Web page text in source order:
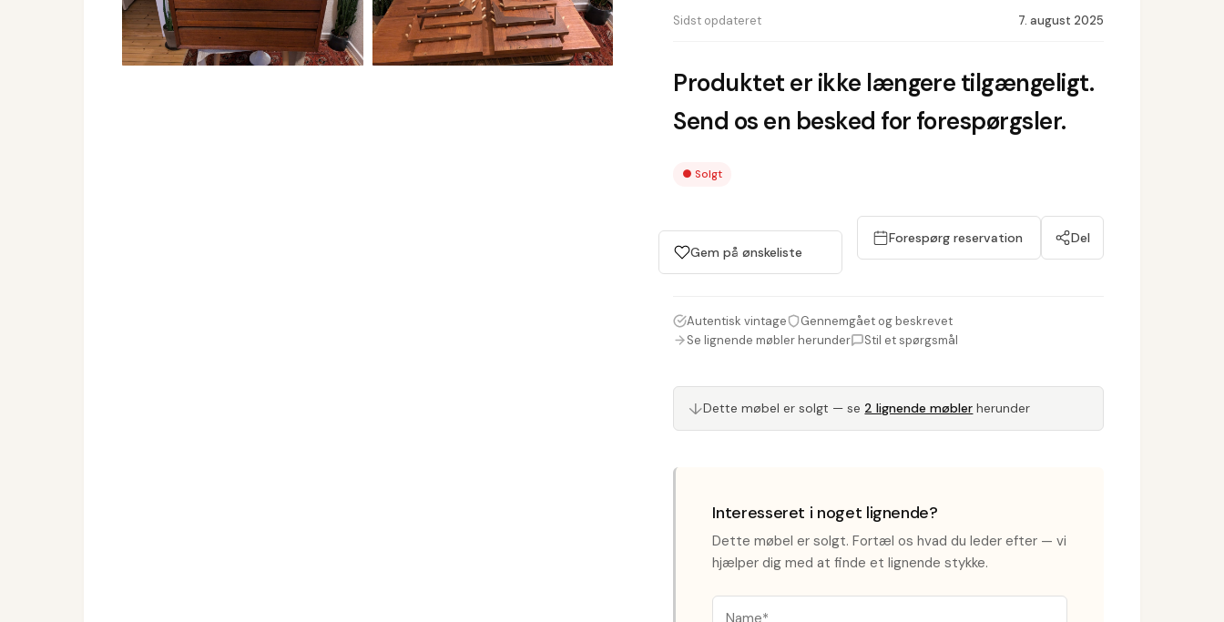
Sidst opdateret 7. august 2025
Produktet er ikke længere tilgængeligt.
Send os en besked for forespørgsler.
●Solgt
Gem på ønskeliste
Forespørg reservation Del
Autentisk vintage
Gennemgået og beskrevet
Se lignende møbler herunder
Stil et spørgsmål
↓Dette møbel er solgt — se 2 lignende møbler herunder
Interesseret i noget lignende?
Dette møbel er solgt. Fortæl os hvad du leder efter — vi
hjælper dig med at finde et lignende stykke.